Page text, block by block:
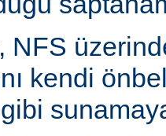
NFS
kendi